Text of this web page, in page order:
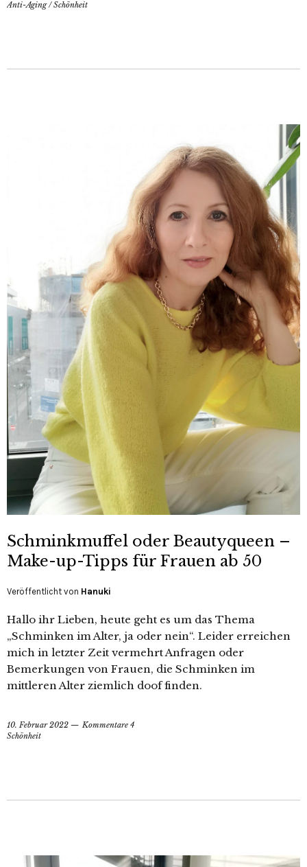
Anti-Aging/Schönheit
Schminkmuffel oder Beautyqueen –
Make-up-Tipps für Frauen ab 50
Veröffentlicht von Hanuki
Hallo ihr Lieben, heute geht es um das Thema
„Schminken im Alter, ja oder nein“. Leider erreichen
mich in letzter Zeit vermehrt Anfragen oder
Bemerkungen von Frauen, die Schminken im
mittleren Alter ziemlich doof finden.
10. Februar 2022
Kommentare 4
Schönheit